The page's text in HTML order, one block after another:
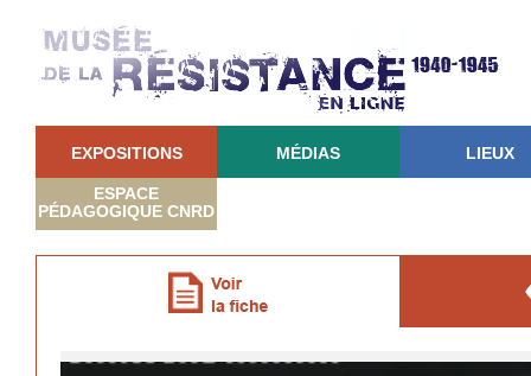
EXPOSITIONS MÉDIAS LIEUX
ESPACE
PÉDAGOGIQUE CNRD